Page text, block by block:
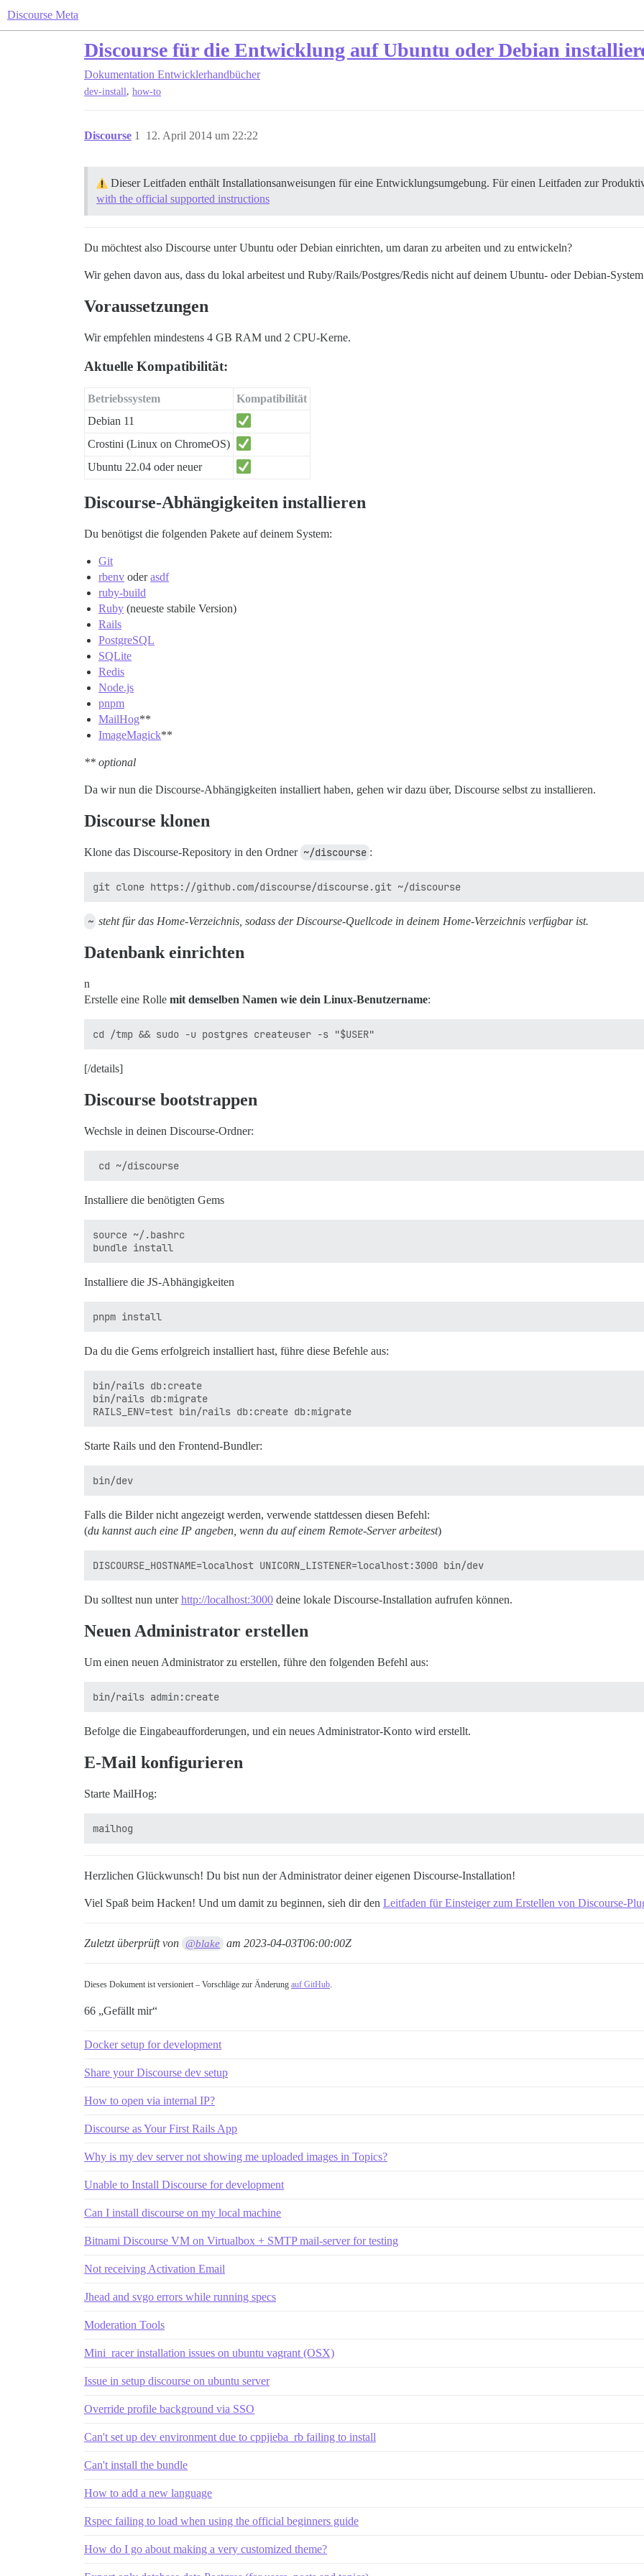
Discourse Meta
Discourse für die Entwicklung auf Ubuntu oder Debian
Dokumentation Entwicklerhandbücher
dev-install, how-to
Discourse 12. April 2014 um 22:22
1
Dieser Leitfaden enthält Installationsanweisungen für eine Entwicklungsumgebung. Für einen Leitfaden zur
with the official supported instructions
Du möchtest also Discourse unter Ubuntu oder Debian einrichten, um daran zu arbeiten und zu entwickeln?
Wir gehen davon aus, dass du lokal arbeitest und Ruby/Rails/Postgres/Redis nicht auf deinem Ubuntu- oder Debian-
Voraussetzungen
Wir empfehlen mindestens 4 GB RAM und 2 CPU-Kerne.
Aktuelle Kompatibilität:
Betriebssystem
Kompatibilität
Debian 11
Crostini (Linux on ChromeOS)
Ubuntu 22.04 oder neuer
Discourse-Abhängigkeiten installieren
Du benötigst die folgenden Pakete auf deinem System:
Git
rbenv oderasdf
ruby-build
Ruby (neueste stabile Version)
Rails
PostgreSQL
SQLite
Redis
Node.js
pnpm
MailHog**
ImageMagick**
** optional
Da wir nun die Discourse-Abhängigkeiten installiert haben, gehen wir dazu über, Discourse selbst zu installieren.
Discourse klonen
Klone das Discourse-Repository in den Ordner ~/discourse :
~ steht für das Home-Verzeichnis, sodass der Discourse-Quellcode in deinem Home-Verzeichnis verfügbar ist.
Datenbank einrichten
n
Erstelle eine Rolle mit demselben Namen wie dein Linux-Benutzername:
[/details]
Discourse bootstrappen
Wechsle in deinen Discourse-Ordner:
Installiere die benötigten Gems
source ~/.bashrc
Installiere die JS-Abhängigkeiten
Da du die Gems erfolgreich installiert hast, führe diese Befehle aus:
bin/rails db:create
bin/rails db:migrate
Starte Rails und den Frontend-Bundler:
Falls die Bilder nicht angezeigt werden, verwende stattdessen diesen Befehl:
(du kannst auch eine IP angeben, wenn du auf einem Remote-Server arbeitest)
Du solltest nun unterhttp://localhost:3000 deine lokale Discourse-Installation aufrufen können.
Neuen Administrator erstellen
Um einen neuen Administrator zu erstellen, führe den folgenden Befehl aus:
Befolge die Eingabeaufforderungen, und ein neues Administrator-Konto wird erstellt.
E-Mail konfigurieren
Starte MailHog:
Herzlichen Glückwunsch! Du bist nun der Administrator deiner eigenen Discourse-Installation!
Viel Spaß beim Hacken! Und um damit zu beginnen, sieh dir den Leitfaden für Einsteiger zum Erstellen von Discourse-
Zuletzt überprüft von @blake am2023-04-03T06:00:00Z
Dieses Dokument ist versioniert – Vorschläge zur Änderung auf GitHub.
66 „Gefällt mir“
Docker setup for development
Share your Discourse dev setup
How to open via internal IP?
Discourse as Your First Rails App
Why is my dev server not showing me uploaded images in Topics?
Unable to Install Discourse for development
Can I install discourse on my local machine
Bitnami Discourse VM on Virtualbox + SMTP mail-server for testing
Not receiving Activation Email
Jhead and svgo errors while running specs
Moderation Tools
Mini_racer installation issues on ubuntu vagrant (OSX)
Issue in setup discourse on ubuntu server
Override profile background via SSO
Can't set up dev environment due to cppjieba_rb failing to install
Can't install the bundle
How to add a new language
Rspec failing to load when using the official beginners guide
How do I go about making a very customized theme?